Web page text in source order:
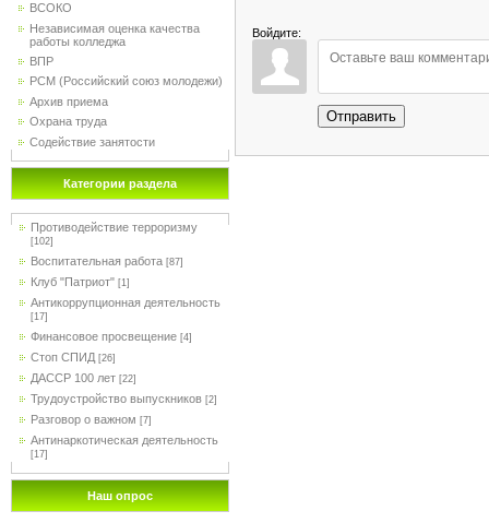
ВСОКО
Независимая оценка качества
работы колледжа
ВПР
РСМ (Российский союз молодежи)
Архив приема
Охрана труда
Содействие занятости
Категории раздела
Противодействие терроризму
[102]
Воспитательная работа [87]
Клуб "Патриот" [1]
Антикоррупционная деятельность
[17]
Финансовое просвещение [4]
Стоп СПИД [26]
ДАССР 100 лет [22]
Трудоустройство выпускников [2]
Разговор о важном [7]
Антинаркотическая деятельность
[17]
Наш опрос
Войдите:
Отправить